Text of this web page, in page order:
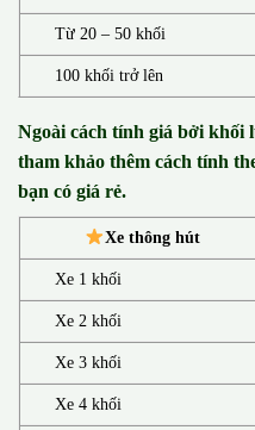
Từ 20 – 50 khối
100 khối trở lên
Ngoài cách tính giá bởi khối
tham khảo thêm cách tính
bạn có giá rẻ.
Xe thông hút
Xe 1 khối
Xe 2 khối
Xe 3 khối
Xe 4 khối